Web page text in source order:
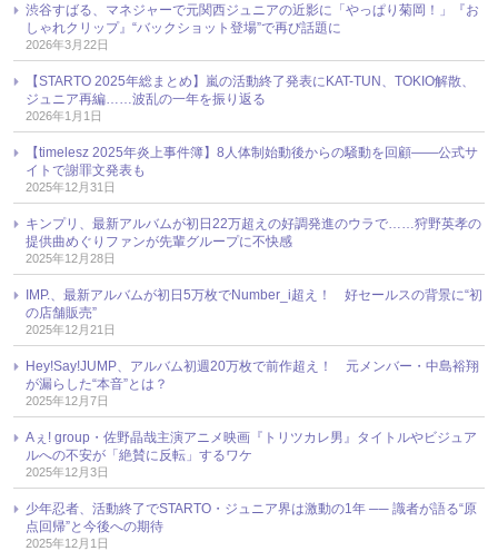
渋谷すばる、マネジャーで元関西ジュニアの近影に「やっぱり菊岡！」『お
しゃれクリップ』“バックショット登場”で再び話題に
2026年3月22日
【STARTO 2025年総まとめ】嵐の活動終了発表にKAT-TUN、TOKIO解散、
ジュニア再編……波乱の一年を振り返る
2026年1月1日
【timelesz 2025年炎上事件簿】8人体制始動後からの騒動を回顧――公式サ
イトで謝罪文発表も
2025年12月31日
キンプリ、最新アルバムが初日22万超えの好調発進のウラで……狩野英孝の
提供曲めぐりファンが先輩グループに不快感
2025年12月28日
IMP.、最新アルバムが初日5万枚でNumber_i超え！ 好セールスの背景に“初
の店舗販売”
2025年12月21日
Hey!Say!JUMP、アルバム初週20万枚で前作超え！ 元メンバー・中島裕翔
が漏らした“本音”とは？
2025年12月7日
Aぇ! group・佐野晶哉主演アニメ映画『トリツカレ男』タイトルやビジュア
ルへの不安が「絶賛に反転」するワケ
2025年12月3日
少年忍者、活動終了でSTARTO・ジュニア界は激動の1年 ── 識者が語る“原
点回帰”と今後への期待
2025年12月1日